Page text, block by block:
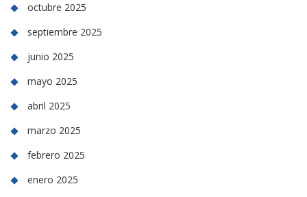
octubre 2025
septiembre 2025
junio 2025
mayo 2025
abril 2025
marzo 2025
febrero 2025
enero 2025